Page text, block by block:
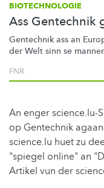
BIOTECHNOLOGIE
Ass Gentechnik
Gentechnik ass an
der Welt sinn se
FNR
An enger science.lu-
op Gentechnik
science.lu huet zu
"spiegel online" an
Artikel vun der